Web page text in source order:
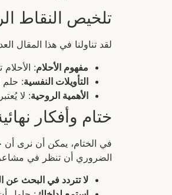
تلخيص النقاط
لقد تناولنا في هذا المقال
مفهوم الأحلام:
التأويلات النفسية: حلم
الأهمية الروحية: لا
ختام وأفكار
في الختام، يمكن أن نرى أن
الضروري أن تنظر في
لا تتردد في البحث عن